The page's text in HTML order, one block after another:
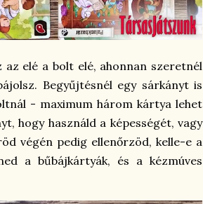
az elé a bolt elé, ahonnan szeretnél
Begyűjtésnél egy sárkányt is
- maximum három kártya lehet
hogy használd a képességét, vagy
végén pedig ellenőrzöd, kelle-e a
a bűbájkártyák, és a kézmúves